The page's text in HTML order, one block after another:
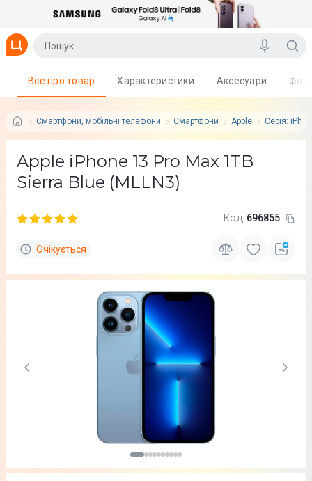
Смартфони, мобільні телефони Смартфони Apple Серія:
Все про товар Характеристики Аксесуари
Apple iPhone 13 Pro Max 1TB
Sierra Blue (MLLN3)
Код: 696855
Очікується